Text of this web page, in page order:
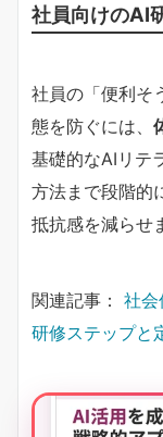
社員向けのAI
社員の「便利そ
態を防ぐには、
基礎的なAIリテ
方法まで段階的
抵抗感を減らせ
関連記事： 社会
研修ステップと